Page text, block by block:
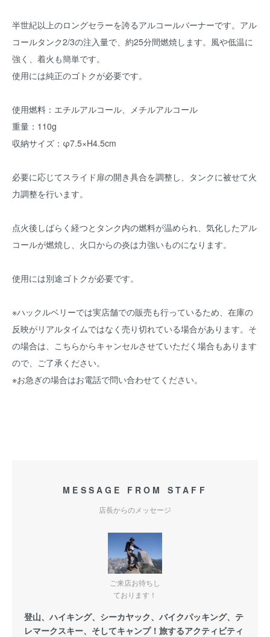
半世紀以上のロングセラーを誇るアルコールバーナーです。アル
コールタンク2/3の注入量で、約25分間燃焼します。風や低温に
強く、着火も簡単です。
使用には純正のゴトクが必要です。
使用燃料：エチルアルコール、メチルアルコール
重量：110g
収納サイズ：φ7.5×H4.5cm
必要に応じてスライド扉の開き具合を調整し、タンクに被せて火
力調整を行います。
点火後しばらく経つとタンク内の燃料が温められ、気化したアル
コールが燃焼し、火口からの炎は力強いものになります。
使用には別途ゴトクが必要です。
※ハックルベリーでは実店舗での販売も行っているため、在庫の
反映がリアルタイムではなく売り切れている場合があります。そ
の場合は、こちらからキャンセルさせていただく場合もあります
ので、ご了承ください。
※お急ぎの場合はお電話で問い合わせてください。
MESSAGE FROM STAFF
店長からのメッセージ
ご来店お待ちし
ております！
登山、ハイキング、シーカヤック、バイクパッキング、テ
レマークスキー、そしてキャンプ！旅するアクティビティ